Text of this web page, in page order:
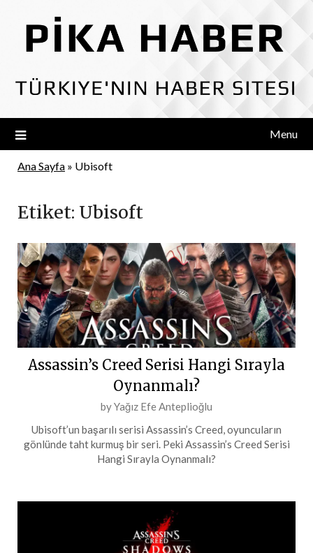
content
Menu
Ana Sayfa » Ubisoft
Etiket: Ubisoft
Assassin’s Creed Serisi Hangi Sırayla
Oynanmalı?
Posted
on
24
Mayıs
byYağız Efe Anteplioğlu
Ubisoft’un başarılı serisi Assassin’s Creed, oyuncuların
gönlünde taht kurmuş bir seri. Peki Assassin’s Creed Serisi
Hangi Sırayla Oynanmalı?